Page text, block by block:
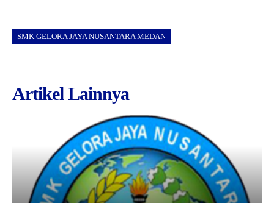
SMK GELORA JAYA NUSANTARA MEDAN
Artikel Lainnya